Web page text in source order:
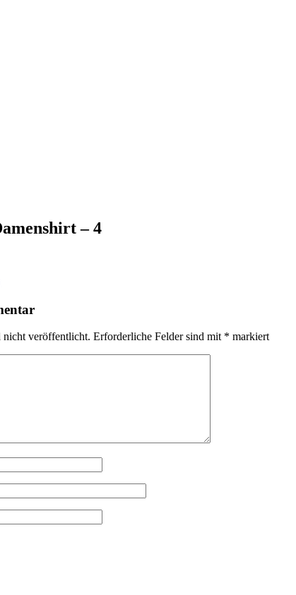
– 4
veröffentlicht. Erforderliche Felder sind mit * markiert